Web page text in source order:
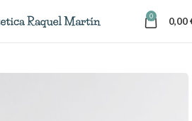
0 0,00